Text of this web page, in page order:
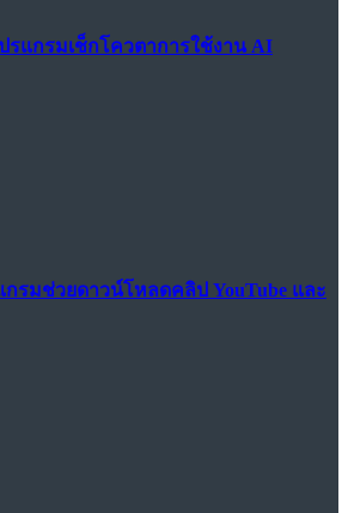
ปรแกรมเช็กโควตาการใช้งาน AI
กรมช่วยดาวน์โหลดคลิป YouTube และ